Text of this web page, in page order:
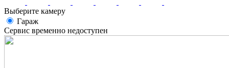
Выберите камеру
Гараж
Сервис временно недоступен